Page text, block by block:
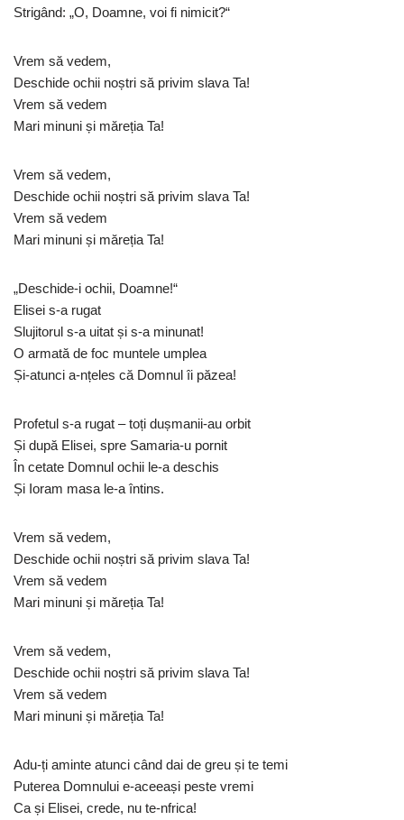
Strigând: „O, Doamne, voi fi nimicit?“
Vrem să vedem,
Deschide ochii noștri să privim slava Ta!
Vrem să vedem
Mari minuni și măreția Ta!
Vrem să vedem,
Deschide ochii noștri să privim slava Ta!
Vrem să vedem
Mari minuni și măreția Ta!
„Deschide-i ochii, Doamne!“
Elisei s-a rugat
Slujitorul s-a uitat și s-a minunat!
O armată de foc muntele umplea
Și-atunci a-nțeles că Domnul îi păzea!
Profetul s-a rugat – toți dușmanii-au orbit
Și după Elisei, spre Samaria-u pornit
În cetate Domnul ochii le-a deschis
Și Ioram masa le-a întins.
Vrem să vedem,
Deschide ochii noștri să privim slava Ta!
Vrem să vedem
Mari minuni și măreția Ta!
Vrem să vedem,
Deschide ochii noștri să privim slava Ta!
Vrem să vedem
Mari minuni și măreția Ta!
Adu-ți aminte atunci când dai de greu și te temi
Puterea Domnului e-aceeași peste vremi
Ca și Elisei, crede, nu te-nfrica!